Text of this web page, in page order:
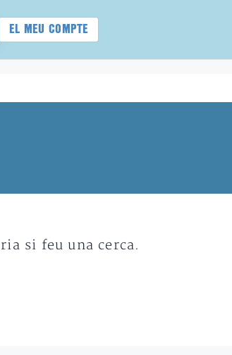
EL MEU COMPTE
si feu una cerca.